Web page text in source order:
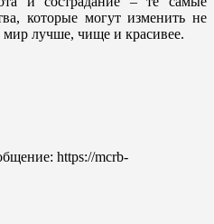
которые могут изменить не
мир лучше, чище и красивее.
https://mcrb-